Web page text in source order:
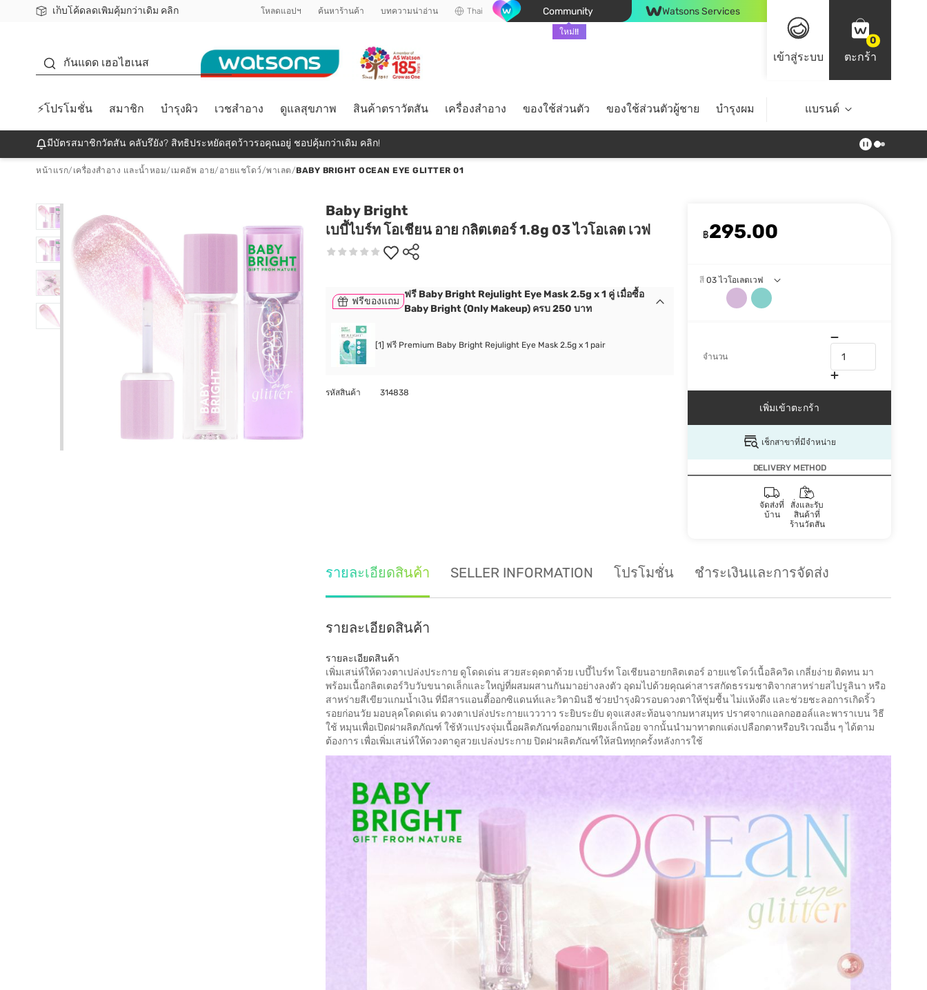
เก็บโค้ดลดเพิ่มคุ้มกว่าเดิม คลิก
ชอปออนไลน์ครั้งแรก ลดเพิ่มจุก ๆ 10%! 🎉
📦ส่งฟรี! เมื่อชอป 499฿
สมาชิกวัตสัน คลับดียังไง? โหลดแอปฯ ค้นหาร้านค้า บทความน่าอ่าน Thai Community
ใหม่!!
Watsons Services
เข้าสู่ระบบ
0
ตะกร้า
กันแดด เฮอไฮเนส
⚡โปรโมชั่น สมาชิก บำรุงผิว เวชสำอาง ดูแลสุขภาพ สินค้าตราวัตสัน เครื่องสำอาง ของใช้ส่วนตัว ของใช้ส่วนตัวผู้ชาย บำรุงผม ไลฟ์สไตล์ Top Brands
แบรนด์
มีบัตรสมาชิกวัตสัน คลับรึยัง? สิทธิประหยัดสุดว้าวรอคุณอยู่ ชอปคุ้มกว่าเดิม คลิก!
หน้าแรก/ เครื่องสำอาง และน้ำหอม/ เมคอัพ อาย/ อายแชโดว์/พาเลต/BABY BRIGHT OCEAN EYE GLITTER 01
Baby Bright
เบบี้ไบร์ท โอเชียน อาย กลิตเตอร์ 1.8g 03 ไวโอเลต เวฟ
฿295.00
สี 03 ไวโอเลตเวฟ
จำนวน
เพิ่มเข้าตะกร้า
เช็กสาขาที่มีจำหน่าย
DELIVERY METHOD
จัดส่งที่
บ้าน
สั่งและรับ
สินค้าที่
ร้านวัตสัน
ฟรีของแถม
ฟรี Baby Bright Rejulight Eye Mask 2.5g x 1 คู่ เมื่อซื้อ
Baby Bright (Only Makeup) ครบ 250 บาท
[1] ฟรี Premium Baby Bright Rejulight Eye Mask 2.5g x 1 pair
รหัสสินค้า 314838
รายละเอียดสินค้า SELLER INFORMATION โปรโมชั่น ชำระเงินและการจัดส่ง
รายละเอียดสินค้า
รายละเอียดสินค้า
เพิ่มเสน่ห์ให้ดวงตาเปล่งประกาย ดูโดดเด่น สวยสะดุดตาด้วย เบบี้ไบร์ท โอเชียนอายกลิตเตอร์ อายแชโดว์เนื้อลิควิด เกลี่ยง่าย ติดทน มา
พร้อมเนื้อกลิตเตอร์วิบวับขนาดเล็กและใหญ่ที่ผสมผสานกันมาอย่างลงตัว อุดมไปด้วยคุณค่าสารสกัดธรรมชาติจากสาหร่ายสไปรูลินา หรือ
สาหร่ายสีเขียวแกมน้ำเงิน ที่มีสารแอนตี้ออกซิแดนท์และวิตามินอี ช่วยบำรุงผิวรอบดวงตาให้ชุ่มชื้น ไม่แห้งตึง และช่วยชะลอการเกิดริ้ว
รอยก่อนวัย มอบลุคโดดเด่น ดวงตาเปล่งประกายแวววาว ระยิบระยับ ดุจแสงสะท้อนจากมหาสมุทร ปราศจากแอลกอฮอล์และพาราเบน วิธี
ใช้ หมุนเพื่อเปิดฝาผลิตภัณฑ์ ใช้หัวแปรงจุ่มเนื้อผลิตภัณฑ์ออกมาเพียงเล็กน้อย จากนั้นนำมาทาตกแต่งเปลือกตาหรือบริเวณอื่น ๆ ได้ตาม
ต้องการ เพื่อเพิ่มเสน่ห์ให้ดวงตาดูสวยเปล่งประกาย ปิดฝาผลิตภัณฑ์ให้สนิททุกครั้งหลังการใช้